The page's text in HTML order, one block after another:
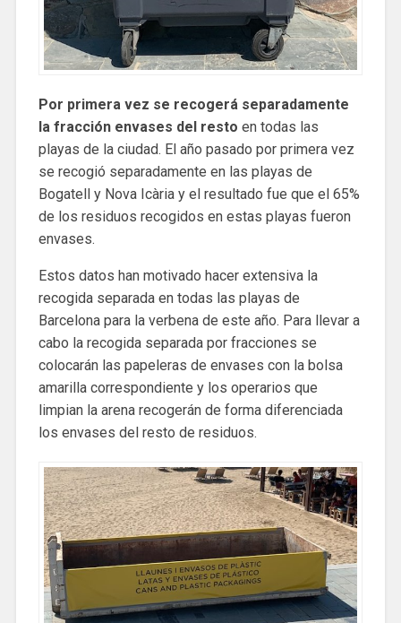
Por primera vez se recogerá separadamente
la fracción envases del resto en todas las
playas de la ciudad. El año pasado por primera vez
se recogió separadamente en las playas de
Bogatell y Nova Icària y el resultado fue que el 65%
de los residuos recogidos en estas playas fueron
envases.
Estos datos han motivado hacer extensiva la
recogida separada en todas las playas de
Barcelona para la verbena de este año. Para llevar a
cabo la recogida separada por fracciones se
colocarán las papeleras de envases con la bolsa
amarilla correspondiente y los operarios que
limpian la arena recogerán de forma diferenciada
los envases del resto de residuos.